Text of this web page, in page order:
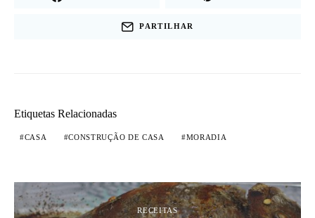
PARTILHAR
Etiquetas Relacionadas
CASA CONSTRUÇÃO DE CASA MORADIA
RECEITAS